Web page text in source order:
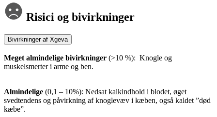
Risici og bivirkninger
Bivirkninger af Xgeva
Meget almindelige bivirkninger (>10 %): Knogle og
muskelsmerter i arme og ben.
Almindelige (0,1 – 10%): Nedsat kalkindhold i blodet, øget
svedtendens og påvirkning af knoglevæv i kæben, også kaldet ”død
kæbe”.